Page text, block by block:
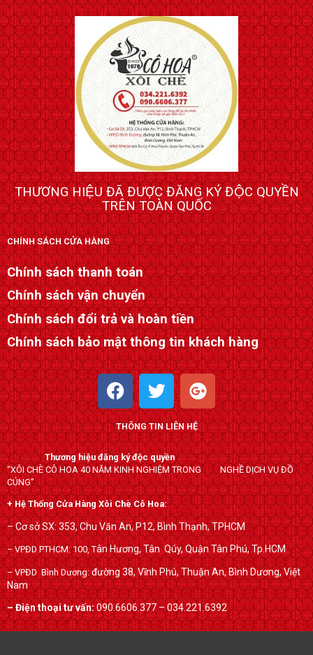
THƯƠNG HIỆU ĐÃ ĐƯỢC ĐĂNG KÝ ĐỘC QUYỀN
TRÊN TOÀN QUỐC
CHÍNH SÁCH CỬA HÀNG
Chính sách thanh toán
Chính sách vận chuyển
Chính sách đổi trả và hoàn tiền
Chính sách bảo mật thông tin khách hàng
F
a
c
e
b
o
o
k
T
w
i
t
t
e
r
G
o
o
g
l
e
-
p
l
u
s
THÔNG TIN LIÊN HỆ
Thương hiệu đăng ký độc quyền
“XÔI CHÈ CÔ HOA 40 NĂM KINH NGHIỆM TRONG NGHỀ DỊCH VỤ ĐỒ
CÚNG”
+ Hệ Thống Cửa Hàng Xôi Chè Cô Hoa:
– Cơ sở SX: 353, Chu Văn An, P12, Bình Thạnh, TPHCM
– VPĐD PTHCM: 100, Tân Hương, Tân Qúy,Quận Tân Phú, Tp.HCM
– VPĐD Bình Dương:đường 38, Vĩnh Phú, Thuận An, Bình Dương, Việt
Nam
– Điện thoại tư vấn:090.6606.377 – 034.221.6392